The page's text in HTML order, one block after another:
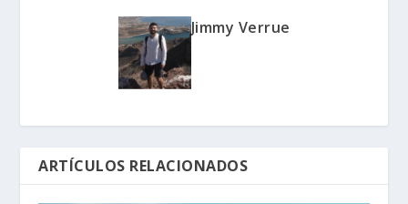
Jimmy Verrue
ARTÍCULOS RELACIONADOS